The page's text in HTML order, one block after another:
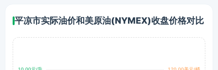
平凉市实际油价和美原油(NYMEX)收盘价格对比